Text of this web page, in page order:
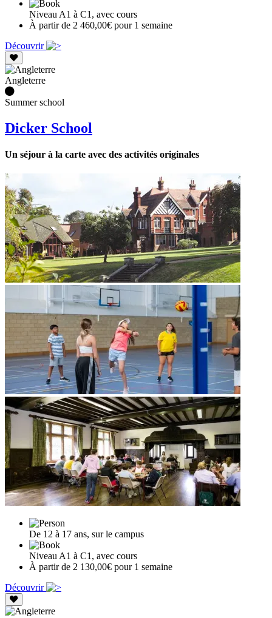
Niveau A1 à C1, avec cours
À partir de 2 460,00€ pour 1 semaine
Découvrir
Angleterre
Summer school
Dicker School
Un séjour à la carte avec des activités originales
De 12 à 17 ans, sur le campus
Niveau A1 à C1, avec cours
À partir de 2 130,00€ pour 1 semaine
Découvrir